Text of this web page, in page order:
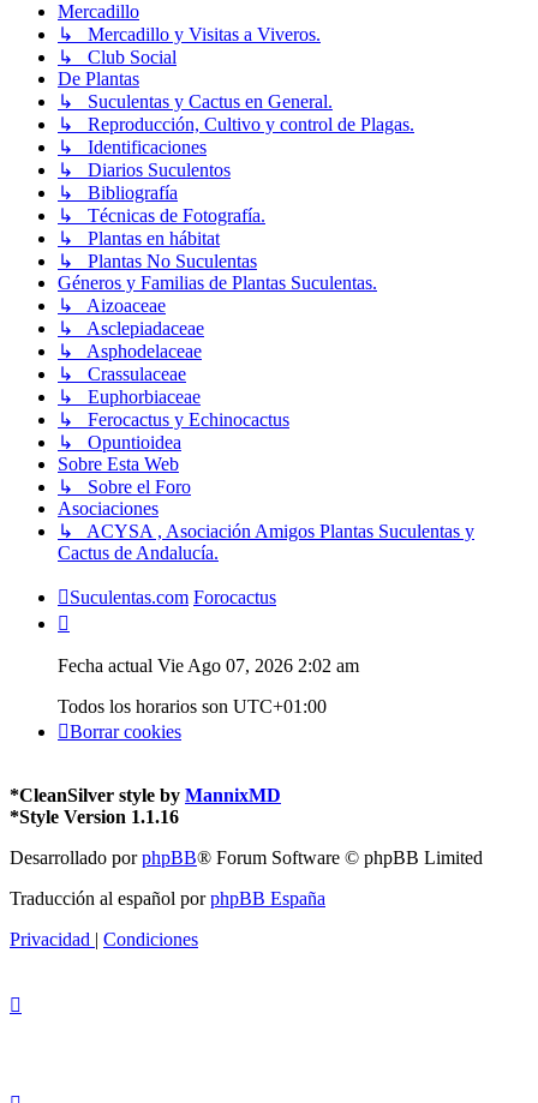
Mercadillo
↳ Mercadillo y Visitas a Viveros.
↳ Club Social
De Plantas
↳ Suculentas y Cactus en General.
↳ Reproducción, Cultivo y control de Plagas.
↳ Identificaciones
↳ Diarios Suculentos
↳ Bibliografía
↳ Técnicas de Fotografía.
↳ Plantas en hábitat
↳ Plantas No Suculentas
Géneros y Familias de Plantas Suculentas.
↳ Aizoaceae
↳ Asclepiadaceae
↳ Asphodelaceae
↳ Crassulaceae
↳ Euphorbiaceae
↳ Ferocactus y Echinocactus
↳ Opuntioidea
Sobre Esta Web
↳ Sobre el Foro
Asociaciones
↳ ACYSA , Asociación Amigos Plantas Suculentas y
Cactus de Andalucía.
Suculentas.com Forocactus
Fecha actual Vie Ago 07, 2026 2:02 am
Todos los horarios son UTC+01:00
Borrar cookies
*CleanSilver style by MannixMD
*Style Version 1.1.16
Desarrollado porphpBB® Forum Software © phpBB Limited
Traducción al español porphpBB España
Privacidad | Condiciones